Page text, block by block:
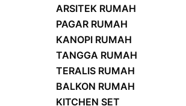
ARSITEK RUMAH
PAGAR RUMAH
KANOPI RUMAH
TANGGA RUMAH
TERALIS RUMAH
BALKON RUMAH
KITCHEN SET